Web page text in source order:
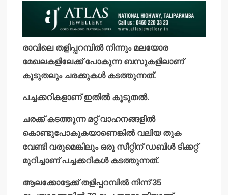
രാവിലെ തളിപ്പറമ്പില്‍ നിന്നും മലയോര
മേഖലകളിലേക്ക് പോകുന്ന ബസുകളിലാണ്
കൂടുതലും ചരക്കുകള്‍ കടത്തുന്നത്.
പച്ചക്കറികളാണ് ഇതില്‍ കൂടുതല്‍.
ചരക്ക് കടത്തുന്ന മറ്റ് വാഹനങ്ങളില്‍
കൊണ്ടുപോകുകയാണെങ്കില്‍ വലിയ തുക
വേണ്ടി വരുമെങ്കിലും ഒരു സീറ്റിന് ഡബിള്‍ ടിക്കറ്റ്
മുറിച്ചാണ് പച്ചക്കറികള്‍ കടത്തുന്നത്.
ആലക്കോട്ടേക്ക് തളിപ്പറമ്പില്‍ നിന്ന് 35